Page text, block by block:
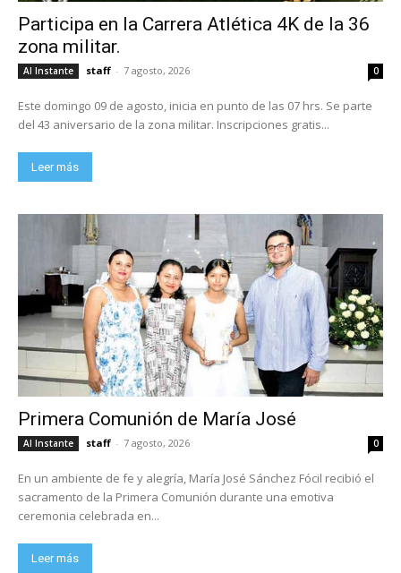
Participa en la Carrera Atlética 4K de la 36
zona militar.
Al Instante staff - 7 agosto, 2026 0
Este domingo 09 de agosto, inicia en punto de las 07 hrs. Se parte
del 43 aniversario de la zona militar. Inscripciones gratis...
Leer más
Primera Comunión de María José
Al Instante staff - 7 agosto, 2026 0
En un ambiente de fe y alegría, María José Sánchez Fócil recibió el
sacramento de la Primera Comunión durante una emotiva
ceremonia celebrada en...
Leer más